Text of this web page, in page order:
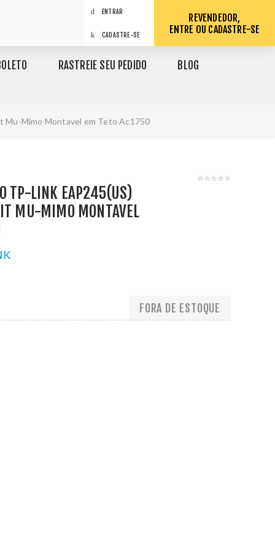
ENTRAR
CADASTRE-SE
REVENDEDOR,
ENTRE OU CADASTRE-SE
RASTREIE SEU PEDIDO BLOG
Mu-Mimo Montavel em Teto Ac1750
TP-LINK EAP245(US)
MU-MIMO MONTAVEL
FORA DE ESTOQUE